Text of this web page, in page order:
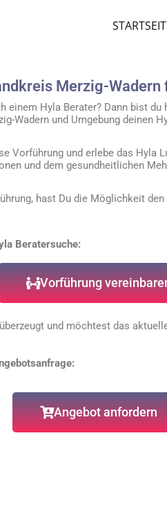
Merzig-Wadern
einem Hyla Berater? Dann bist
Wadern und Umgebung deinen
Vorführung und erlebe das Hyla
und dem gesundheitlichen
hast Du die Möglichkeit
Beratersuche:
Vorführung
und möchtest das
Angebot anfordern